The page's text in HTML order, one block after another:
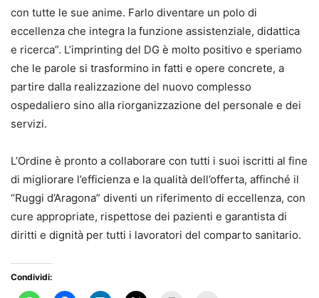
con tutte le sue anime. Farlo diventare un polo di
eccellenza che integra la funzione assistenziale, didattica
e ricerca”. L’imprinting del DG è molto positivo e speriamo
che le parole si trasformino in fatti e opere concrete, a
partire dalla realizzazione del nuovo complesso
ospedaliero sino alla riorganizzazione del personale e dei
servizi.
L’Ordine è pronto a collaborare con tutti i suoi iscritti al fine
di migliorare l’efficienza e la qualità dell’offerta, affinché il
“Ruggi d’Aragona” diventi un riferimento di eccellenza, con
cure appropriate, rispettose dei pazienti e garantista di
diritti e dignità per tutti i lavoratori del comparto sanitario.
Condividi: